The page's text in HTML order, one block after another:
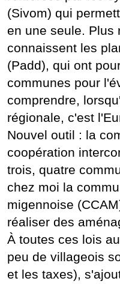
(Sivom) qui
en une seule. Plus
connaissent les
(Padd), qui ont
communes pour
comprendre,
régionale, c'est
Nouvel outil : la
coopération
trois, quatre
chez moi la
migennoise
réaliser des
À toutes ces lois
peu de villageois
et les taxes),